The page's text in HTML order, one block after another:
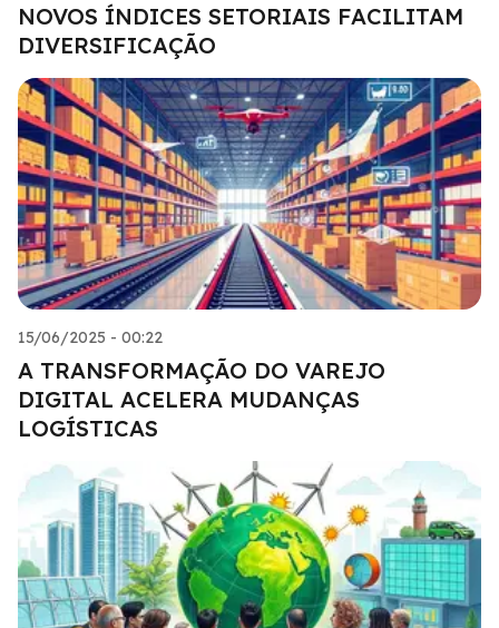
NOVOS ÍNDICES SETORIAIS FACILITAM
DIVERSIFICAÇÃO
15/06/2025 - 00:22
A TRANSFORMAÇÃO DO VAREJO
DIGITAL ACELERA MUDANÇAS
LOGÍSTICAS